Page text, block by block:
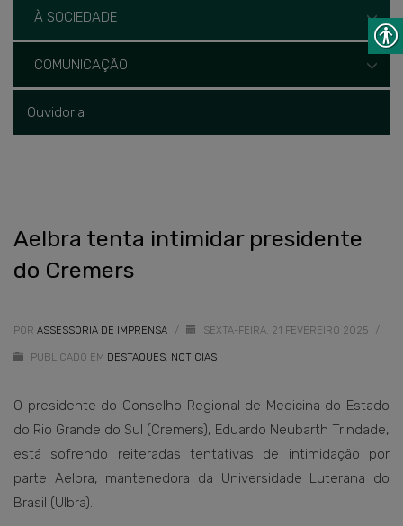
À SOCIEDADE
COMUNICAÇÃO
Ouvidoria
Aelbra tenta intimidar presidente
do Cremers
POR ASSESSORIA DE IMPRENSA / SEXTA-FEIRA, 21 FEVEREIRO 2025 /
PUBLICADO EM DESTAQUES, NOTÍCIAS
O presidente do Conselho Regional de Medicina do Estado
do Rio Grande do Sul (Cremers), Eduardo Neubarth Trindade,
está sofrendo reiteradas tentativas de intimidação por
parte Aelbra, mantenedora da Universidade Luterana do
Brasil (Ulbra).